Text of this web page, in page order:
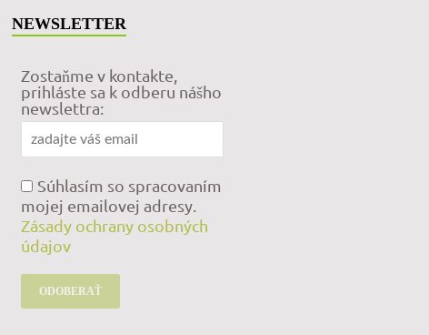
NEWSLETTER
Zostaňme v kontakte,
prihláste sa k odberu nášho
newslettra:
Súhlasím so spracovaním
mojej emailovej adresy.
Zásady ochrany osobných
údajov
ODOBERAŤ